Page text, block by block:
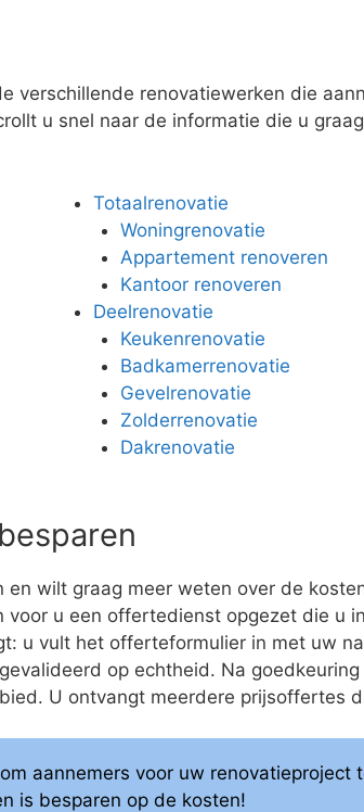
verschillende renovatiewerken die
u snel naar de informatie die u
Totaalrenovatie
Woningrenovatie
Appartement renoveren
Kantoor renoveren
Deelrenovatie
Keukenrenovatie
Badkamerrenovatie
Gevelrenovatie
Zolderrenovatie
Dakrenovatie
wilt graag meer weten over de
u een offertedienst opgezet die u
u vult het offerteformulier in met uw
op echtheid. Na
U ontvangt meerdere prijsoffertes
aannemers voor uw renovatieproject
is besparen op de kosten!